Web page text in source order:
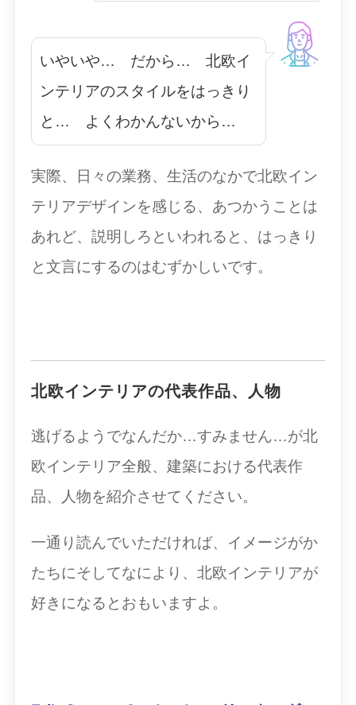
いやいや… だから… 北欧イ
ンテリアのスタイルをはっきり
と… よくわかんないから…
実際、日々の業務、生活のなかで北欧イン
テリアデザインを感じる、あつかうことは
あれど、説明しろといわれると、はっきり
と文言にするのはむずかしいです。
北欧インテリアの代表作品、人物
逃げるようでなんだか…すみません…が北
欧インテリア全般、建築における代表作
品、人物を紹介させてください。
一通り読んでいただければ、イメージがか
たちにそしてなにより、北欧インテリアが
好きになるとおもいますよ。